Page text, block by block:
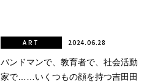
バンドマンで、教育者で、社会活動
家で……いくつもの顔を持つ吉田田
ART 2024.06.28